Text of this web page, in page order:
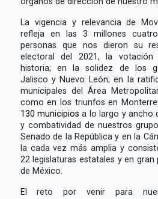
La vigencia y relevancia de
refleja en las 3 millones
personas que nos dieron su
electoral del 2021, la
historia; en la solidez de los
Jalisco y Nuevo León; en la
municipales del Área
como en los triunfos en
130 municipios a lo largo y ancho
y combatividad de nuestros
Senado de la República y en la
la cada vez más amplia y
22 legislaturas estatales y en
de México.
El reto por venir para